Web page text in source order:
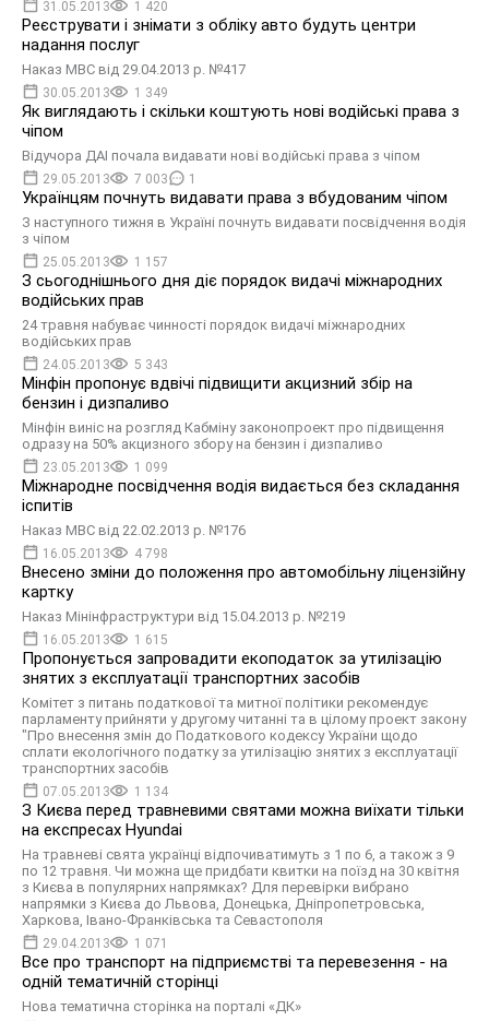
31.05.2013 1 420
Реєструвати і знімати з обліку авто будуть центри
надання послуг
Наказ МВС від 29.04.2013 р. №417
30.05.2013 1 349
Як виглядають і скільки коштують нові водійські права з
чіпом
Відучора ДАІ почала видавати нові водійські права з чіпом
29.05.2013 7 003 1
Українцям почнуть видавати права з вбудованим чіпом
З наступного тижня в Україні почнуть видавати посвідчення водія
з чіпом
25.05.2013 1 157
З сьогоднішнього дня діє порядок видачі міжнародних
водійських прав
24 травня набуває чинності порядок видачі міжнародних
водійських прав
24.05.2013 5 343
Мінфін пропонує вдвічі підвищити акцизний збір на
бензин і дизпаливо
Мінфін виніс на розгляд Кабміну законопроект про підвищення
одразу на 50% акцизного збору на бензин і дизпаливо
23.05.2013 1 099
Міжнародне посвідчення водія видається без складання
іспитів
Наказ МВС від 22.02.2013 р. №176
16.05.2013 4 798
Внесено зміни до положення про автомобільну ліцензійну
картку
Наказ Мінінфраструктури від 15.04.2013 р. №219
16.05.2013 1 615
Пропонується запровадити екоподаток за утилізацію
знятих з експлуатації транспортних засобів
Комітет з питань податкової та митної політики рекомендує
парламенту прийняти у другому читанні та в цілому проект закону
"Про внесення змін до Податкового кодексу України щодо
сплати екологічного податку за утилізацію знятих з експлуатації
транспортних засобів
07.05.2013 1 134
З Києва перед травневими святами можна виїхати тільки
на експресах Hyundai
На травневі свята українці відпочиватимуть з 1 по 6, а також з 9
по 12 травня. Чи можна ще придбати квитки на поїзд на 30 квітня
з Києва в популярних напрямках? Для перевірки вибрано
напрямки з Києва до Львова, Донецька, Дніпропетровська,
Харкова, Івано-Франківська та Севастополя
29.04.2013 1 071
Все про транспорт на підприємстві та перевезення - на
одній тематичній сторінці
Нова тематична сторінка на порталі «ДК»